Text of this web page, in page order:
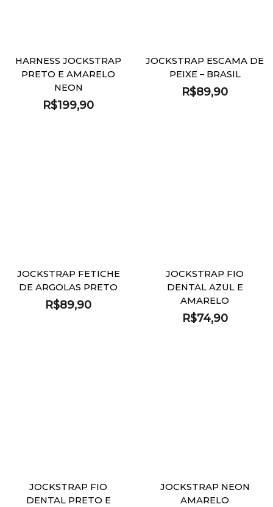
HARNESS JOCKSTRAP
PRETO E AMARELO
NEON
R$199,90
JOCKSTRAP ESCAMA DE
PEIXE – BRASIL
R$89,90
JOCKSTRAP FETICHE
DE ARGOLAS PRETO
R$89,90
JOCKSTRAP FIO
DENTAL AZUL E
AMARELO
R$74,90
JOCKSTRAP FIO
DENTAL PRETO E
JOCKSTRAP NEON
AMARELO